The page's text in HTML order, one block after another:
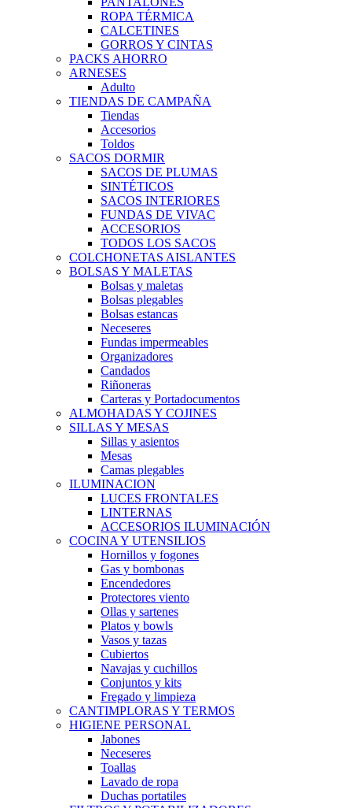
ROPA TÉRMICA
CALCETINES
GORROS Y CINTAS
PACKS AHORRO
ARNESES
Adulto
TIENDAS DE CAMPAÑA
Tiendas
Accesorios
Toldos
SACOS DORMIR
SACOS DE PLUMAS
SINTÉTICOS
SACOS INTERIORES
FUNDAS DE VIVAC
ACCESORIOS
TODOS LOS SACOS
COLCHONETAS AISLANTES
BOLSAS Y MALETAS
Bolsas y maletas
Bolsas plegables
Bolsas estancas
Neceseres
Fundas impermeables
Organizadores
Candados
Riñoneras
Carteras y Portadocumentos
ALMOHADAS Y COJINES
SILLAS Y MESAS
Sillas y asientos
Mesas
Camas plegables
ILUMINACION
LUCES FRONTALES
LINTERNAS
ACCESORIOS ILUMINACIÓN
COCINA Y UTENSILIOS
Hornillos y fogones
Gas y bombonas
Encendedores
Protectores viento
Ollas y sartenes
Platos y bowls
Vasos y tazas
Cubiertos
Navajas y cuchillos
Conjuntos y kits
Fregado y limpieza
CANTIMPLORAS Y TERMOS
HIGIENE PERSONAL
Jabones
Neceseres
Toallas
Lavado de ropa
Duchas portatiles